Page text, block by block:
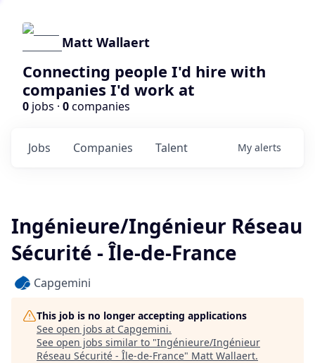
Matt Wallaert
Connecting people I'd hire with
companies I'd work at
0 jobs · 0companies
Jobs Companies Talent My alerts
Ingénieure/Ingénieur Réseau
Sécurité - Île-de-France
Capgemini
This job is no longer accepting applications
See open jobs at Capgemini.
See open jobs similar to "Ingénieure/Ingénieur
Réseau Sécurité - Île-de-France" Matt Wallaert.